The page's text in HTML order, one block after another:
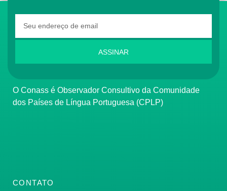
ASSINAR
O Conass é Observador Consultivo da Comunidade
dos Países de Língua Portuguesa (CPLP)
CONTATO